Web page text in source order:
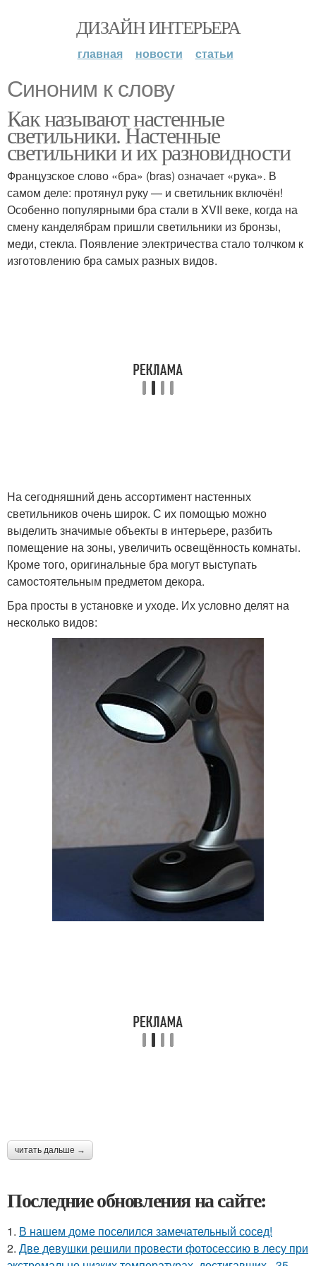
ДИЗАЙН ИНТЕРЬЕРА
главная новости статьи
Синоним к слову
Как называют настенные
светильники. Настенные
светильники и их разновидности
Французское слово «бра» (bras) означает «рука». В
самом деле: протянул руку — и светильник включён!
Особенно популярными бра стали в XVII веке, когда на
смену канделябрам пришли светильники из бронзы,
меди, стекла. Появление электричества стало толчком к
изготовлению бра самых разных видов.
На сегодняшний день ассортимент настенных
светильников очень широк. С их помощью можно
выделить значимые объекты в интерьере, разбить
помещение на зоны, увеличить освещённость комнаты.
Кроме того, оригинальные бра могут выступать
самостоятельным предметом декора.
Бра просты в установке и уходе. Их условно делят на
несколько видов:
читать дальше →
Последние обновления на сайте:
1. В нашем доме поселился замечательный сосед!
2. Две девушки решили провести фотосессию в лесу при